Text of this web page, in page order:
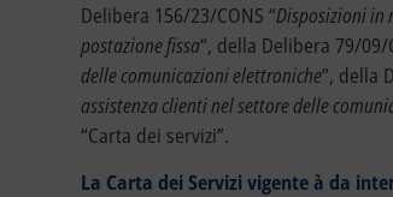
Delibera 156/23/CONS “Disposizioni in
postazione fissa“, della Delibera 79/09/
delle comunicazioni elettroniche”, della
assistenza clienti nel settore delle
“Carta dei servizi”.
La Carta dei Servizi vigente à da